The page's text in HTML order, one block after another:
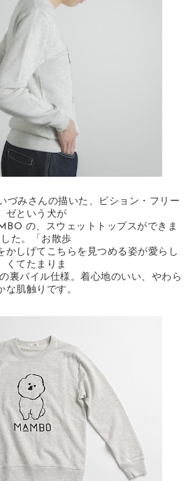
づみさんの描いた、ビション・フリー
ゼという犬が
の、スウェットトップスができま
した。「お散歩
かしげてこちらを見つめる姿が愛らし
くてたまりま
裏パイル仕様。着心地のいい、やわら
な肌触りです。